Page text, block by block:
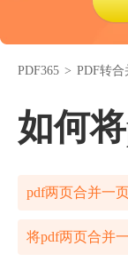
PDF365 > PDF转合
如何
pdf两页合并一
将pdf两页合并